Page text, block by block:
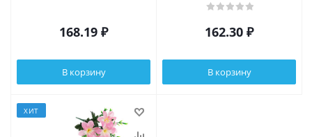
168.19 ₽
В корзину
162.30 ₽
В корзину
ХИТ